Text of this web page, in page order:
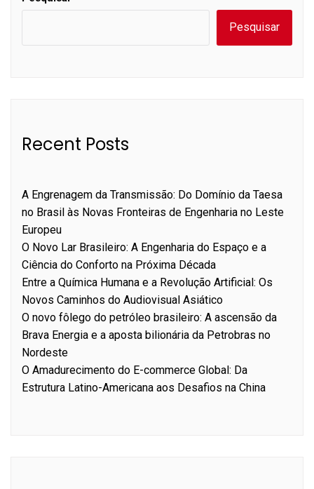
Pesquisar
Recent Posts
A Engrenagem da Transmissão: Do Domínio da Taesa
no Brasil às Novas Fronteiras de Engenharia no Leste
Europeu
O Novo Lar Brasileiro: A Engenharia do Espaço e a
Ciência do Conforto na Próxima Década
Entre a Química Humana e a Revolução Artificial: Os
Novos Caminhos do Audiovisual Asiático
O novo fôlego do petróleo brasileiro: A ascensão da
Brava Energia e a aposta bilionária da Petrobras no
Nordeste
O Amadurecimento do E-commerce Global: Da
Estrutura Latino-Americana aos Desafios na China